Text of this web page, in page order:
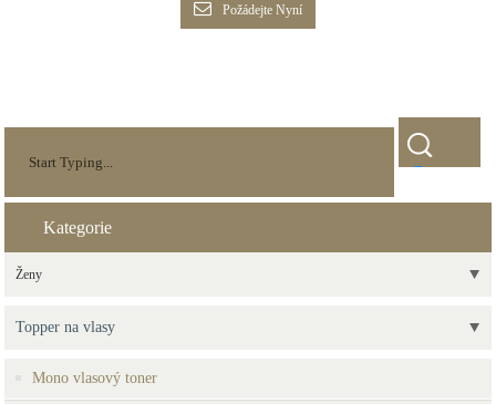
Požádejte Nyní
Kategorie
Ženy
Topper na vlasy
Mono vlasový toner